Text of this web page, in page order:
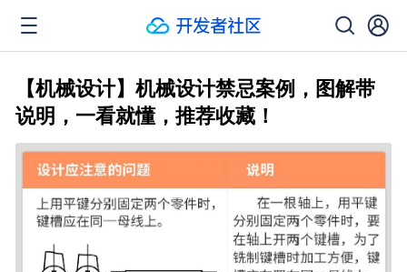
【机械设计】机械设计禁忌案例，图解带
说明，一看就懂，推荐收藏！